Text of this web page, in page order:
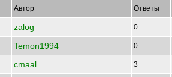
Автор Ответы
zalog 0
Temon1994 0
cmaal 3